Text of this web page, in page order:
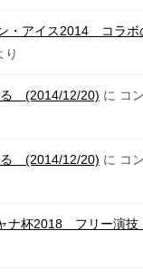
・アイス2014 コラボ
り
る (2014/12/20) に コ
る (2014/12/20) に コ
ャナ杯2018 フリー演